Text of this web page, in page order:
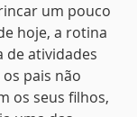
um pouco
hoje, a rotina
de atividades
pais não
os seus filhos,